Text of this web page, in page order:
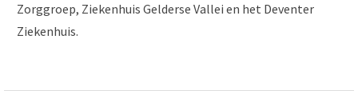
Zorggroep, Ziekenhuis Gelderse Vallei en het Deventer
Ziekenhuis.